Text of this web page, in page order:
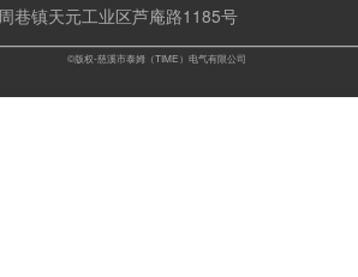
巷镇天元工业区芦庵路1185号
©版权-慈溪市泰姆（TIME）电气有限公司